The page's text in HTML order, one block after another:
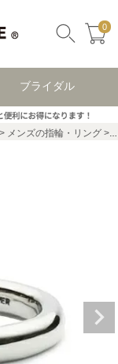
0
ブライダル
メンズの指輪・リング